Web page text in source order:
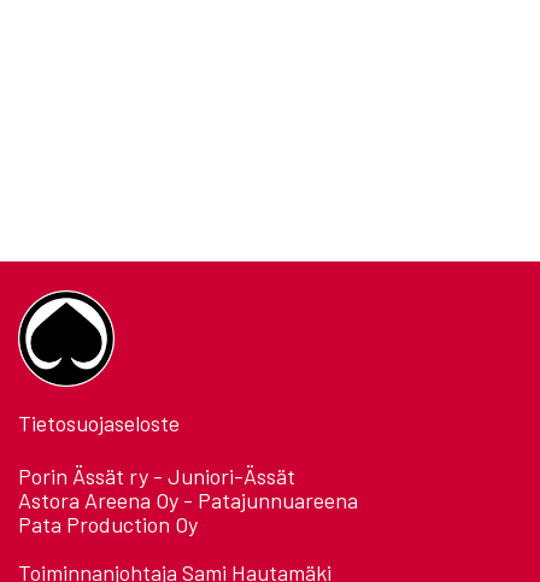
Tietosuojaseloste
Porin Ässät ry - Juniori-Ässät
Astora Areena Oy - Patajunnuareena
Pata Production Oy
Toiminnanjohtaja Sami Hautamäki